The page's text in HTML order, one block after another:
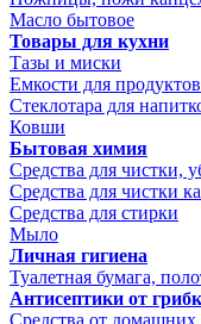
Масло бытовое
Товары для кухни
Тазы и миски
Емкости для продуктов
Стеклотара для
Ковши
Бытовая химия
Средства для чистки,
Средства для чистки
Средства для стирки
Мыло
Личная гигиена
Туалетная бумага,
Антисептики от
Средства от домашних